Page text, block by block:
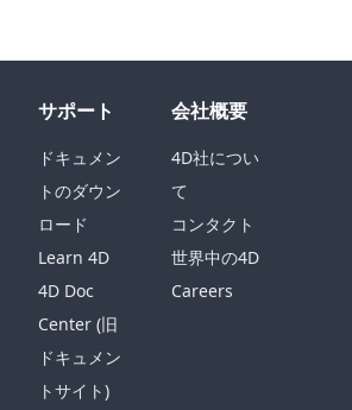
サポート
ドキュメン
トのダウン
ロード
Learn 4D
4D Doc
Center (旧
ドキュメン
トサイト)
会社概要
4D社につい
て
コンタクト
世界中の4D
Careers